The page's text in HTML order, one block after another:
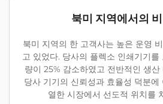
북미 지역에서의
북미 지역의 한 고객사는 높은 운영
고 있었다. 당사의 플렉소 인쇄기기를
량이 25% 감소하였고 전반적인 생
당사 기기의 신뢰성과 효율성 덕분에
열한 시장에서 선도적 위치를